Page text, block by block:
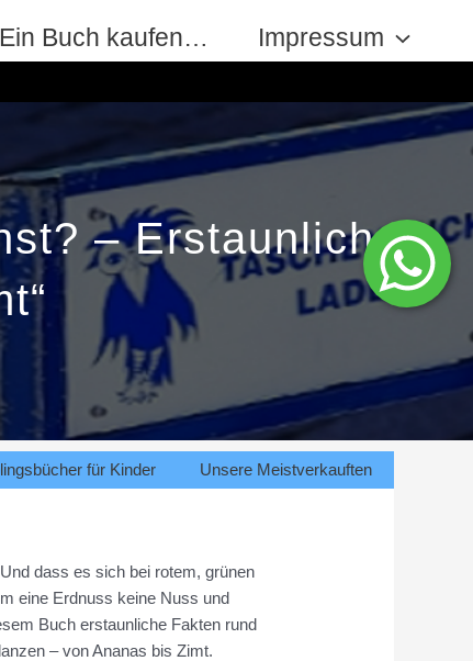
Ein Buch kaufen… Impressum
– Erstaunliches
für Kinder Unsere Meistverkauften
dass es sich bei rotem, grünen
eine Erdnuss keine Nuss und
Buch erstaunliche Fakten rund
– von Ananas bis Zimt.